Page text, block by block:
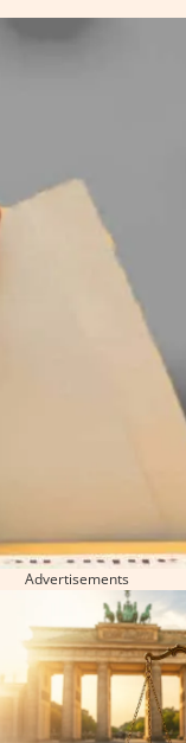
Advertisements